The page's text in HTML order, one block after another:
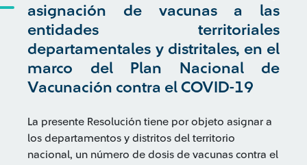
asignación de vacunas a las
entidades territoriales
departamentales y distritales, en el
marco del Plan Nacional de
Vacunación contra el COVID-19
La presente Resolución tiene por objeto asignar a
los departamentos y distritos del territorio
nacional, un número de dosis de vacunas contra el